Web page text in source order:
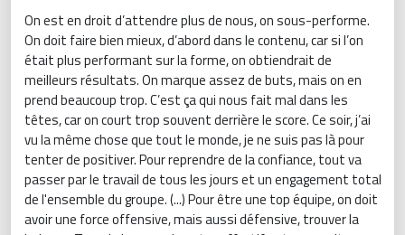
On est en droit d’attendre plus de nous, on sous-performe.
On doit faire bien mieux, d’abord dans le contenu, car si l’on
était plus performant sur la forme, on obtiendrait de
meilleurs résultats. On marque assez de buts, mais on en
prend beaucoup trop. C’est ça qui nous fait mal dans les
têtes, car on court trop souvent derrière le score. Ce soir, j’ai
vu la même chose que tout le monde, je ne suis pas là pour
tenter de positiver. Pour reprendre de la confiance, tout va
passer par le travail de tous les jours et un engagement total
de l'ensemble du groupe. (...) Pour être une top équipe, on doit
avoir une force offensive, mais aussi défensive, trouver la